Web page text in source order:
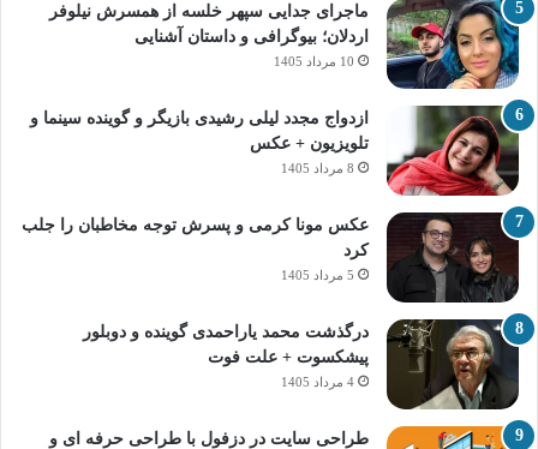
ماجرای جدایی سپهر خلسه از همسرش نیلوفر
اردلان؛ بیوگرافی و داستان آشنایی
10 مرداد 1405
ازدواج مجدد لیلی رشیدی بازیگر و گوینده سینما و
تلویزیون + عکس
8 مرداد 1405
عکس مونا کرمی و پسرش توجه مخاطبان را جلب
کرد
5 مرداد 1405
درگذشت محمد یاراحمدی گوینده و دوبلور
پیشکسوت + علت فوت
4 مرداد 1405
طراحی سایت در دزفول با طراحی حرفه‌ ای و